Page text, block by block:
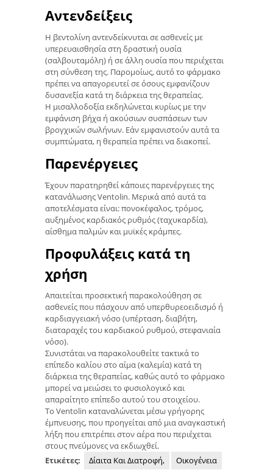
Αντενδείξεις
Η βεντολίνη αντενδείκνυται σε ασθενείς με
υπερευαισθησία στη δραστική ουσία
(σαλβουταμόλη) ή σε άλλη ουσία που περιέχεται
στη σύνθεση της. Παρομοίως, αυτό το φάρμακο
πρέπει να απαγορευτεί σε όσους εμφανίζουν
δυσανεξία κατά τη διάρκεια της θεραπείας.
Η μισαλλοδοξία εκδηλώνεται κυρίως με την
εμφάνιση βήχα ή ακούσιων συσπάσεων των
βρογχικών σωλήνων. Εάν εμφανιστούν αυτά τα
συμπτώματα, η θεραπεία πρέπει να διακοπεί.
Παρενέργειες
Έχουν παρατηρηθεί κάποιες παρενέργειες της
κατανάλωσης Ventolin. Μερικά από αυτά τα
αποτελέσματα είναι: πονοκέφαλος, τρόμος,
αυξημένος καρδιακός ρυθμός (ταχυκαρδία),
αίσθημα παλμών και μυϊκές κράμπες.
Προφυλάξεις κατά τη
χρήση
Απαιτείται προσεκτική παρακολούθηση σε
ασθενείς που πάσχουν από υπερθυρεοειδισμό ή
καρδιαγγειακή νόσο (υπέρταση, διαβήτη,
διαταραχές του καρδιακού ρυθμού, στεφανιαία
νόσο).
Συνιστάται να παρακολουθείτε τακτικά το
επίπεδο καλίου στο αίμα (καλεμία) κατά τη
διάρκεια της θεραπείας, καθώς αυτό το φάρμακο
μπορεί να μειώσει το φυσιολογικό και
απαραίτητο επίπεδο αυτού του στοιχείου.
Το Ventolin καταναλώνεται μέσω γρήγορης
έμπνευσης, που προηγείται από μια αναγκαστική
λήξη που επιτρέπει στον αέρα που περιέχεται
στους πνεύμονες να εκδιωχθεί.
Ετικέτες:
Δίαιτα Και Διατροφή,
Οικογένεια